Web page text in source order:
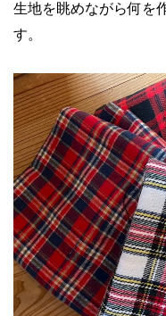
生地を眺めながら何を
す。